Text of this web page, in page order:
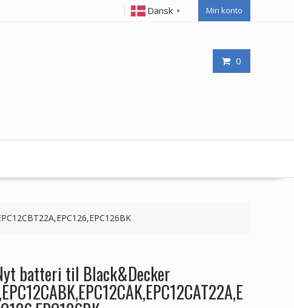
Dansk ▼ Min konto
0
batteri til Black&Decker